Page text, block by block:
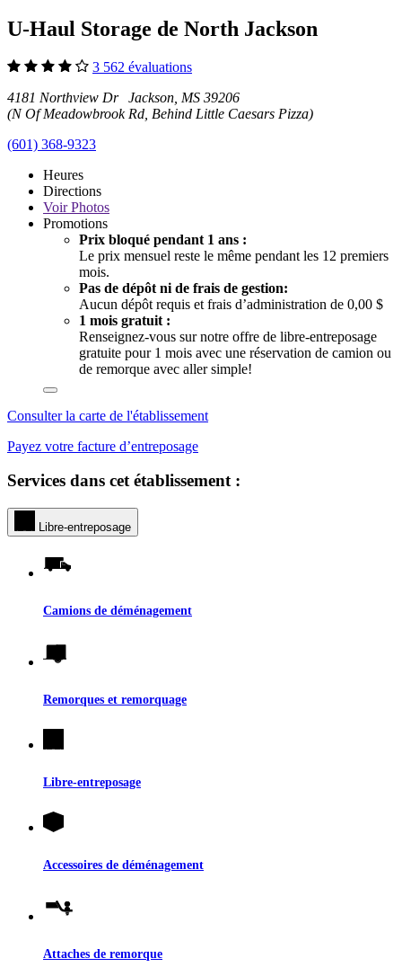
U-Haul Storage de North Jackson
3 562 évaluations
4181 Northview Dr Jackson, MS 39206
(N Of Meadowbrook Rd, Behind Little Caesars Pizza)
(601) 368-9323
Heures
Directions
VoirPhotos
Promotions
Prix bloqué pendant 1 ans :
Le prix mensuel reste le même pendant les 12 premiers
mois.
Pas de dépôt ni de frais de gestion:
Aucun dépôt requis et frais d’administration de 0,00 $
1 mois gratuit :
Renseignez-vous sur notre offre de libre-entreposage
gratuite pour 1 mois avec une réservation de camion ou
de remorque avec aller simple!
Consulter la carte de l'établissement
Payez votre facture d’entreposage
Services dans cet établissement :
Libre-entreposage
Camions de déménagement
Remorques et remorquage
Libre-entreposage
Accessoires de déménagement
Attaches de remorque